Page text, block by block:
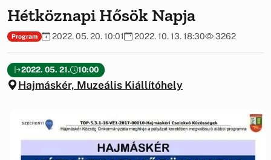
Hétköznapi Hősök Napja
Program 2022. 05. 20. 10:01 2022. 10. 13. 18:30 3262
2022. 05. 21. 10:00
Hajmáskér, Muzeális Kiállítóhely